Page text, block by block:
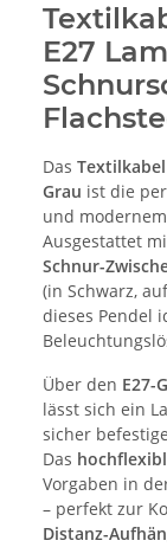
E27
Das
Grau ist die
und
Ausgestattet
Schnur-
(in Schwarz,
dieses Pendel
Über den E27-
lässt sich ein
sicher
Das
Vorgaben in
– perfekt zur
Distanz-